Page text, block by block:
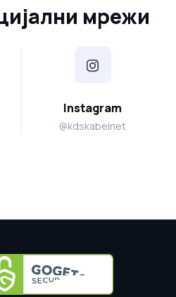
мрежи
Instagram
@kdskabelnet